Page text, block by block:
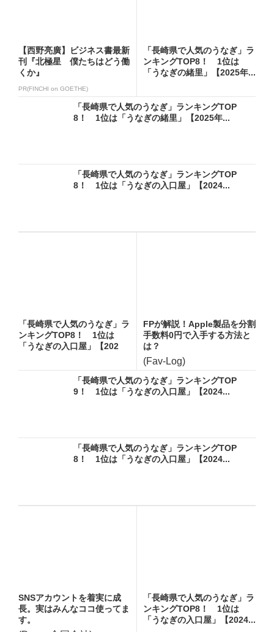
【西野亮廣】ビジネス書最新
刊『北極星 僕たちはどう働
くか』
PR(FINCHI on GOETHE)
「長崎県で人気のうなぎ」ラ
ンキングTOP8！ 1位は
「うなぎの緒里」【2025年...
「長崎県で人気のうなぎ」ランキングTOP
8！ 1位は「うなぎの緒里」【2025年...
「長崎県で人気のうなぎ」ランキングTOP
8！ 1位は「うなぎの入口屋」【2024...
「長崎県で人気のうなぎ」ラ
ンキングTOP8！ 1位は
「うなぎの入口屋」【202
FPが解説！Apple製品を分割
手数料0円で入手する方法と
は？
(Fav-Log)
「長崎県で人気のうなぎ」ランキングTOP
9！ 1位は「うなぎの入口屋」【2024...
「長崎県で人気のうなぎ」ランキングTOP
8！ 1位は「うなぎの入口屋」【2024...
SNSアカウントを着実に成
長。実はみんなココ使ってま
す。
「長崎県で人気のうなぎ」ラ
ンキングTOP8！ 1位は
「うなぎの入口屋」【2024...